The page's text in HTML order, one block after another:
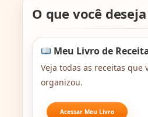
O que você
Meu Livro de
Veja todas as receitas que
organizou.
Acessar Meu Livro